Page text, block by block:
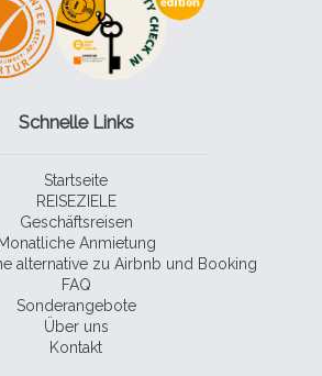
Schnelle Links
Startseite
REISEZIELE
Geschäftsreisen
Anmietung
alternative zu Airbnb und Booking
FAQ
Sonderangebote
Über uns
Kontakt